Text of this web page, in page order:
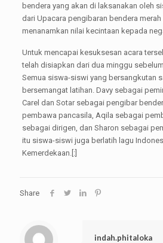
bendera yang akan di laksanakan oleh
dari Upacara pengibaran bendera
menanamkan nilai kecintaan kepada
Untuk mencapai kesuksesan acara
telah disiapkan dari dua minggu
Semua siswa-siswi yang bersangkutan
bersemangat latihan. Davy sebagai
Carel dan Sotar sebagai pengibar
pembawa pancasila, Aqila sebagai
sebagai dirigen, dan Sharon sebagai
itu siswa-siswi juga berlatih lagu
Kemerdekaan.[:]
Share
indah.phitaloka